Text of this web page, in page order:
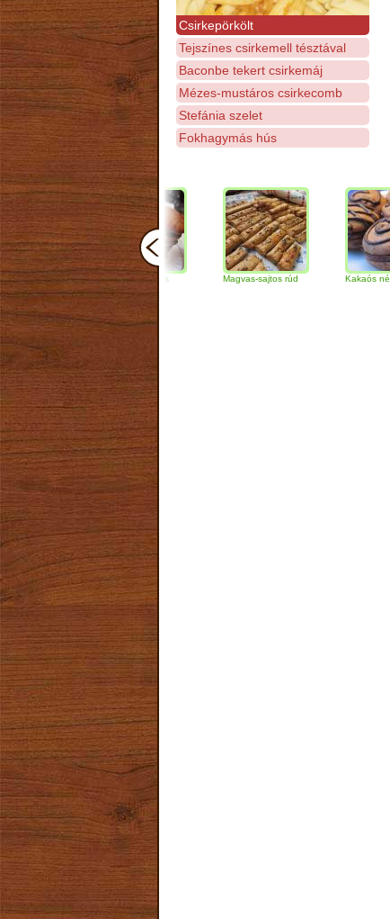
Csirkepörkölt
Tejszínes csirkemell tésztával
Baconbe tekert csirkemáj
Mézes-mustáros csirkecomb
Stefánia szelet
Fokhagymás hús
Csokoládés-diós
szendvics
Magvas-sajtos rúd Kakaós néró